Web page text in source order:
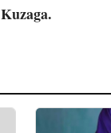
Kuzaga.